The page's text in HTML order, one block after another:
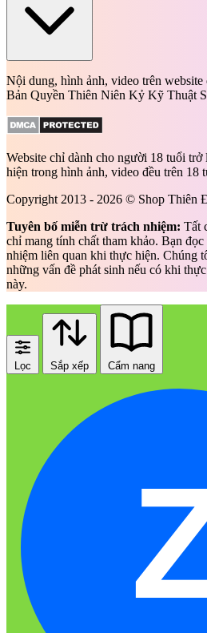
Nội dung, hình ảnh, video trên
Bản Quyền Thiên Niên Kỷ Kỹ Thuật
Website chỉ dành cho người 18 tuổi
hiện trong hình ảnh, video đều trên 18
Copyright 2013 - 2026 © Shop Thiên
Tuyên bố miễn trừ trách nhiệm: Tất
chỉ mang tính chất tham khảo. Bạn
nhiệm liên quan khi thực hiện. Chúng
những vấn đề phát sinh nếu có khi
này.
Lọc Sắp xếp Cẩm nang